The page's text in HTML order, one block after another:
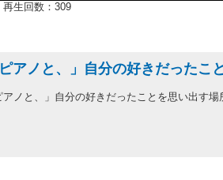
生回数：309
アノと、」自分の好きだった
アノと、」自分の好きだったことを思い出す